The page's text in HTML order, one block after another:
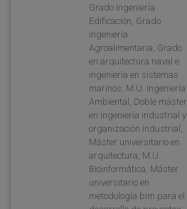
Grado Ingeniería
Edificación, Grado
Ingeniería
Agroalimentaria, Grado
en arquitectura naval e
ingeniería en sistemas
marinos, M.U. Ingeniería
Ambiental, Doble máster
en ingeniería industrial y
organización industrial,
Máster universitario en
arquitectura, M.U.
Bioinformática, Máster
universitario en
metodología bim para el